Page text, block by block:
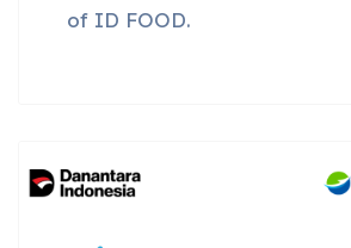
of ID FOOD.